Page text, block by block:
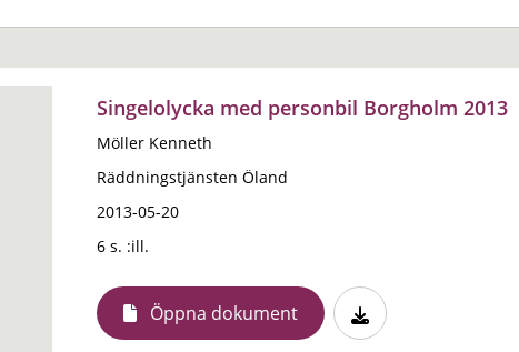
Singelolycka med personbil Borgholm 2013
Möller Kenneth
Räddningstjänsten Öland
2013-05-20
6 s. :ill.
Öppna dokument